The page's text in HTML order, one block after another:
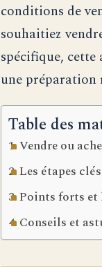
conditions de
souhaitiez
spécifique,
une préparation
Table des
Vendre ou
Les étapes
Points forts et
Conseils et